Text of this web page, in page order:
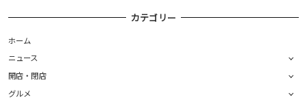
カテゴリー
ホーム
ニュース
開店・閉店
グルメ